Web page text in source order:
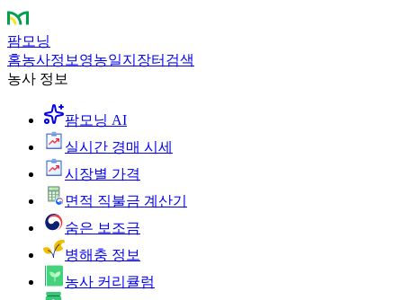
팜모닝
홈농사정보 영농일지 장터 검색
농사 정보
팜모닝 AI
실시간 경매 시세
시장별 가격
면적 직불금 계산기
숨은 보조금
병해충 정보
농사 커리큘럼